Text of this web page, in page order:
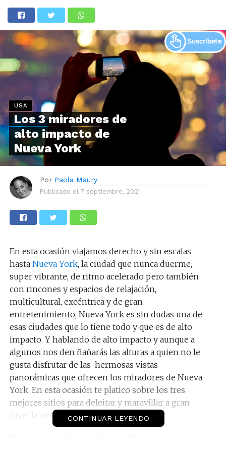
USA
Los 3 miradores de
alto impacto de
Nueva York
Por Paola Maury
Publicado el 7 septiembre, 2021
En esta ocasión viajamos derecho y sin escalas
hasta Nueva York, la ciudad que nunca duerme,
super vibrante, de ritmo acelerado pero también
con rincones y espacios de relajación,
multicultural, excéntrica y de gran
entretenimiento, Nueva York es sin dudas una de
esas ciudades que lo tiene todo y que es de alto
impacto. Y hablando de alto impacto y aunque a
algunos nos den ñañarás las alturas a quien no le
gusta disfrutar de las hermosas vistas
panorámicas que ofrecen los miradores de Nueva
York. En esta ocasión te platico sobre los tres
mejores sitios para deleitar y maravillar a gran
nivel la vista.
CONTINUAR LEYENDO